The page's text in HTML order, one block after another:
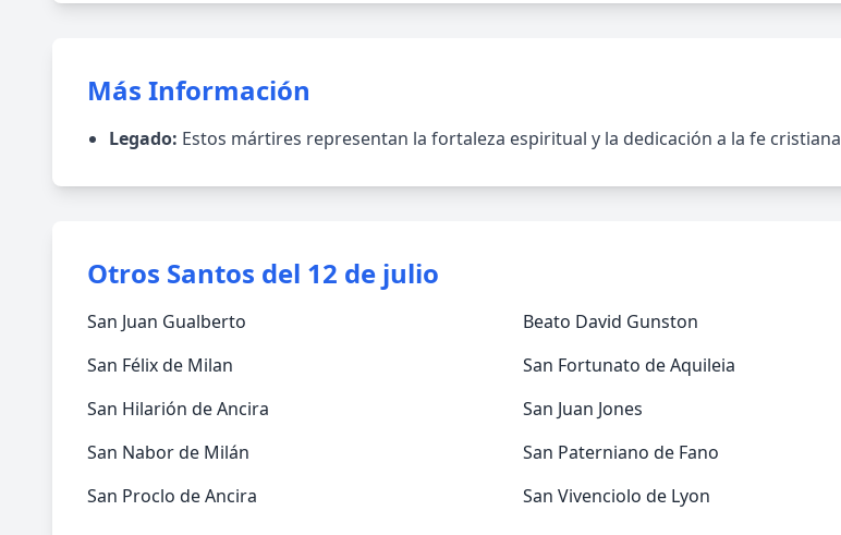
Más Información
Legado: Estos mártires representan la fortaleza espiritual y la dedicación a la fe
Otros Santos del 12 de julio
San Juan Gualberto Beato David Gunston
San Félix de Milan
San Fortunato de Aquileia
San Hilarión de Ancira
San Juan Jones
San Nabor de Milán
San Paterniano de Fano
San Proclo de Ancira
San Vivenciolo de Lyon